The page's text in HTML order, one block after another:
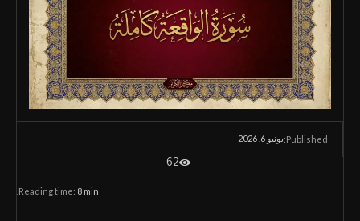
Published: يونيو 6, 2026
62
Reading time: 8 min.